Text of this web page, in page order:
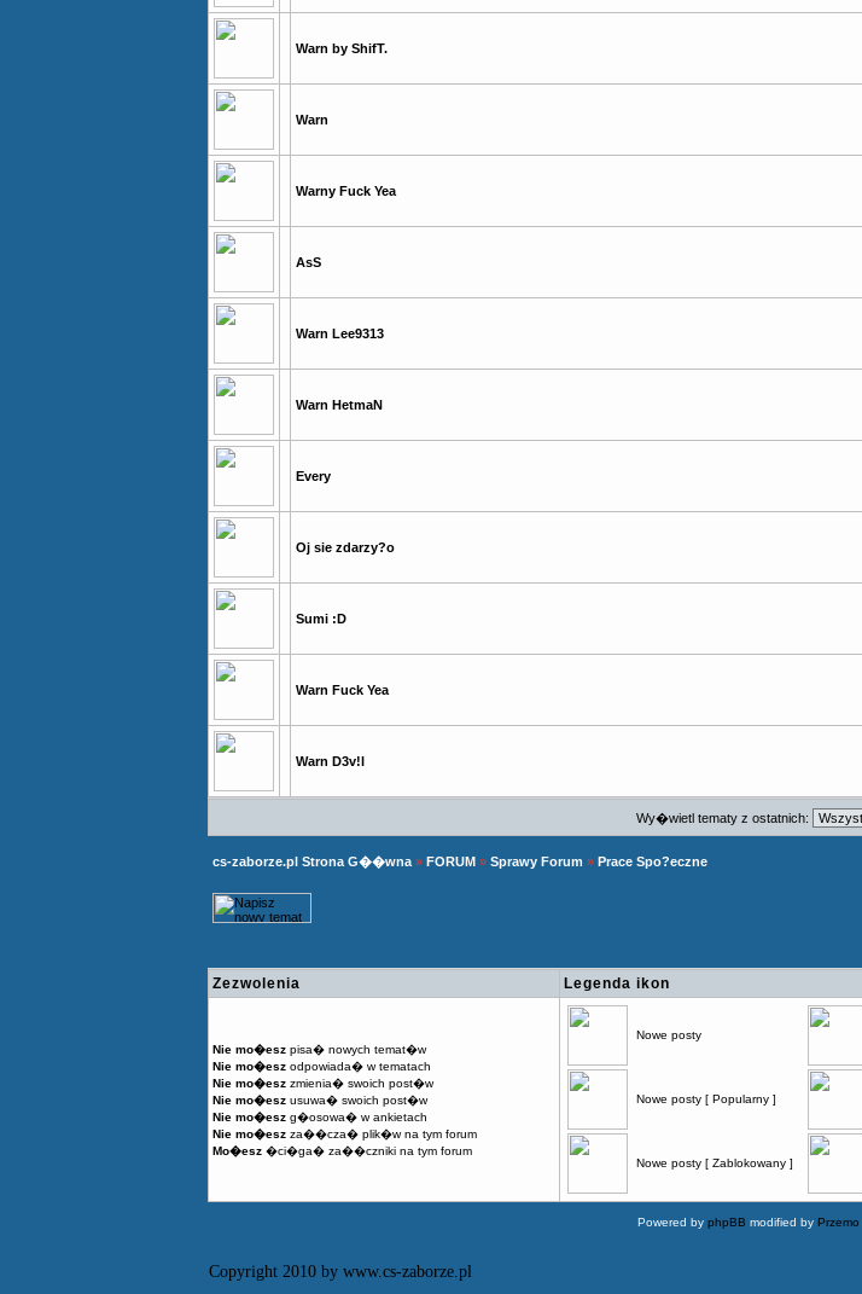
Warn by ShifT.
Warn
Warny Fuck Yea
AsS
Warn Lee9313
Warn HetmaN
Every
Oj sie zdarzy?o
Sumi :D
Warn Fuck Yea
Warn D3v!l
Wy�wietl tematy z ostatnich:
cs-zaborze.pl Strona G��wna » FORUM » Sprawy Forum » Prace Spo?eczne
Zezwolenia Legenda ikon
Nie mo�esz pisa� nowych temat�w
Nie mo�esz odpowiada� w tematach
Nie mo�esz zmienia� swoich post�w
Nie mo�esz usuwa� swoich post�w
Nie mo�esz g�osowa� w ankietach
Nie mo�esz za��cza� plik�w na tym forum
Mo�esz �ci�ga� za��czniki na tym forum
Nowe posty
Nowe posty [ Popularny ]
Nowe posty [ Zablokowany ]
Powered by phpBB modified by Przemo
Copyright 2010 by www.cs-zaborze.pl